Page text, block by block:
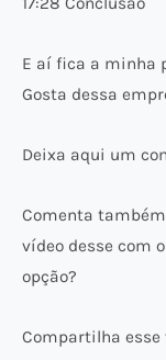
E aí fica a minha
Gosta dessa
Deixa aqui um
Comenta
vídeo desse com
opção?
Compartilha esse